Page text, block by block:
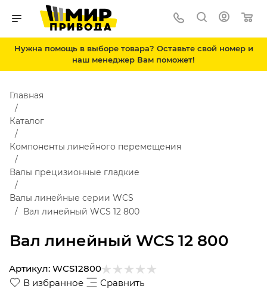
Нужна помощь в выборе товара? Оставьте свой номер и
наш менеджер Вам поможет!
Вал линейный WCS 12 800
Главная
Каталог
Компоненты линейного перемещения
Валы прецизионные гладкие
Валы линейные серии WCS
Вал линейный WCS 12 800
В избранное Сравнить
Артикул: WCS12800